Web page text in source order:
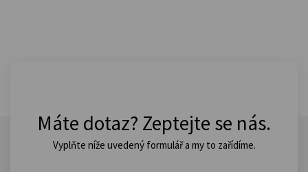
Máte dotaz? Zeptejte se nás.
Vyplňte níže uvedený formulář a my to zařídíme.